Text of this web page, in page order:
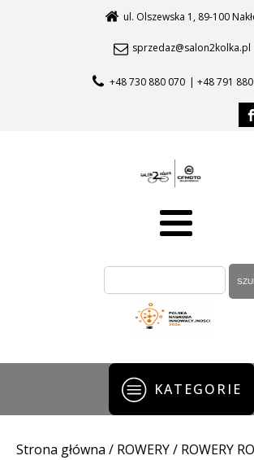
ul. Olszewska 1, 89-100
sprzedaz@salon2kolka.pl
+48 730 880 070 | +48 791
KATEGORIE
Strona główna / ROWERY/ ROWERY